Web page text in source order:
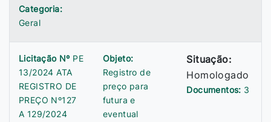
Categoria:
Geral
Licitação Nº PE
13/2024 ATA
REGISTRO DE
PREÇO Nº127
A 129/2024
Objeto:
Registro de
preço para
futura e
eventual
Situação:
Homologado
Documentos: 3